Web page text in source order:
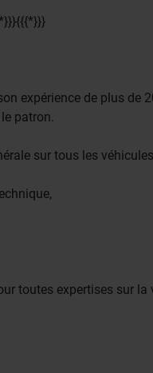
expérience de plus de
patron.
sur tous les
toutes expertises sur la